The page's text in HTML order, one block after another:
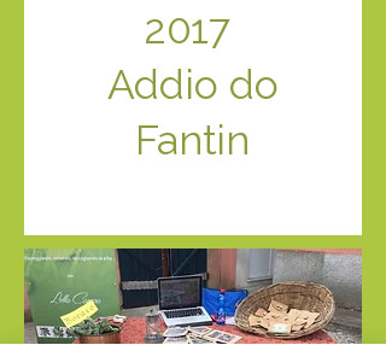
2017
Addio do
Fantin